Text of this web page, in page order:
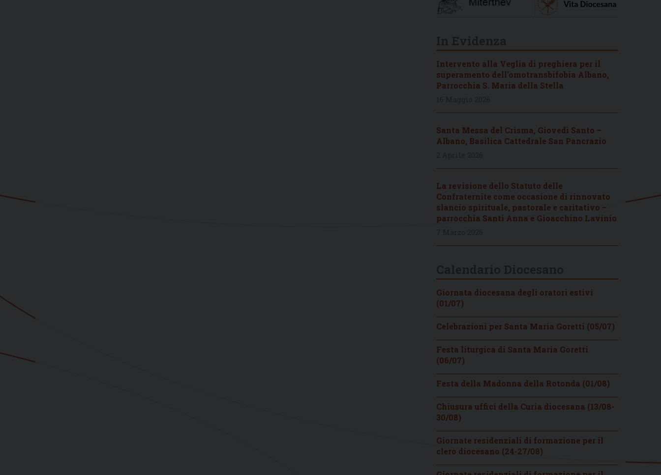
Intervento alla Veglia di preghiera per il
superamento dell’omotransbifobia Albano,
Parrocchia S. Maria della Stella
Santa Messa del Crisma, Giovedì Santo –
Albano, Basilica Cattedrale San Pancrazio
La revisione dello Statuto delle
Confraternite come occasione di rinnovato
slancio spirituale, pastorale e caritativo –
parrocchia Santi Anna e Gioacchino Lavinio
Giornata diocesana degli oratori estivi
(01/07)
Celebrazioni per Santa Maria Goretti (05/07)
Festa liturgica di Santa Maria Goretti
(06/07)
Festa della Madonna della Rotonda (01/08)
Chiusura uffici della Curia diocesana (13/08-
30/08)
Giornate residenziali di formazione per il
clero diocesano (24-27/08)